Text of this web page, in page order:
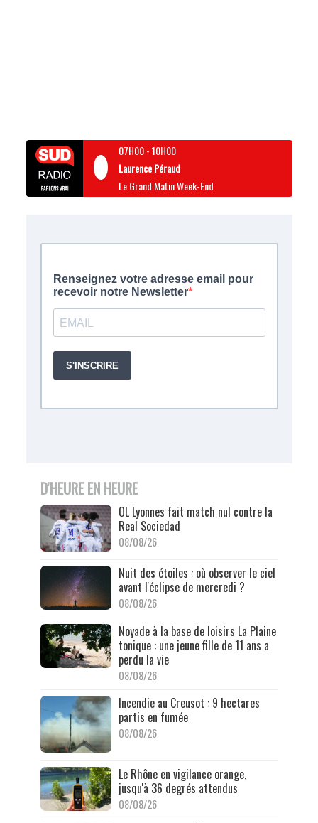
07H00-10H00
Laurence Péraud
Le Grand Matin Week-End
D'HEURE EN HEURE
OL Lyonnes fait match nul contre la
Real Sociedad
08/08/26
Nuit des étoiles : où observer le ciel
avant l'éclipse de mercredi ?
08/08/26
Noyade à la base de loisirs La Plaine
tonique : une jeune fille de 11 ans a
perdu la vie
08/08/26
Incendie au Creusot : 9 hectares
partis en fumée
08/08/26
Le Rhône en vigilance orange,
jusqu'à 36 degrés attendus
08/08/26